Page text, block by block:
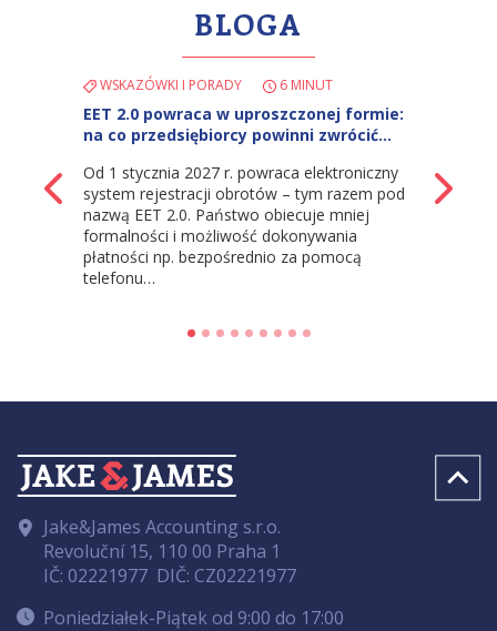
BLOGA
z powrotem
WSKAZÓWKI I PORADY 6 MINUT
EET 2.0 powraca w uproszczonej formie:
na co przedsiębiorcy powinni zwrócić…
Od 1 stycznia 2027 r. powraca elektroniczny
system rejestracji obrotów – tym razem pod
nazwą EET 2.0. Państwo obiecuje mniej
formalności i możliwość dokonywania
płatności np. bezpośrednio za pomocą
telefonu…
Jake&James Accounting s.r.o.
Revoluční 15, 110 00 Praha 1
IČ: 02221977 DIČ: CZ02221977
Poniedziałek-Piątek od 9:00 do 17:00